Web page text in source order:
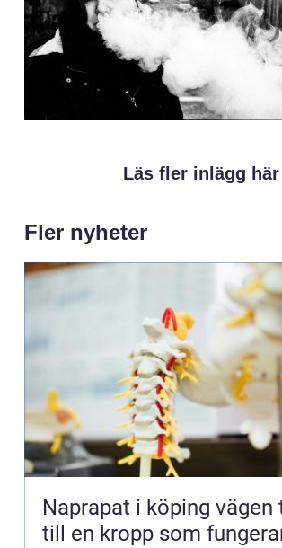
Läs fler inlägg här
Fler nyheter
Naprapat i köping vägen tillbaka
till en kropp som